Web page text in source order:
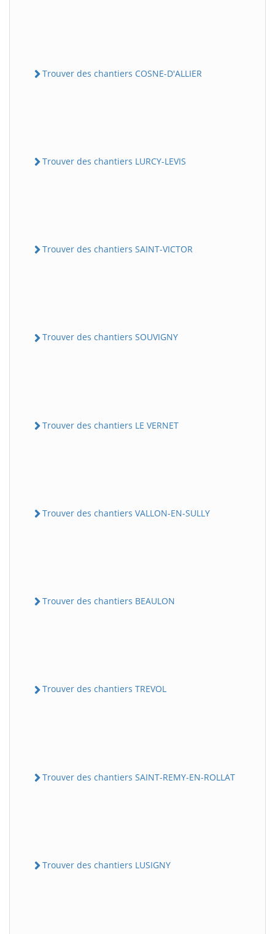
Trouver des chantiers COSNE-D'ALLIER
Trouver des chantiers LURCY-LEVIS
Trouver des chantiers SAINT-VICTOR
Trouver des chantiers SOUVIGNY
Trouver des chantiers LE VERNET
Trouver des chantiers VALLON-EN-SULLY
Trouver des chantiers BEAULON
Trouver des chantiers TREVOL
Trouver des chantiers SAINT-REMY-EN-ROLLAT
Trouver des chantiers LUSIGNY